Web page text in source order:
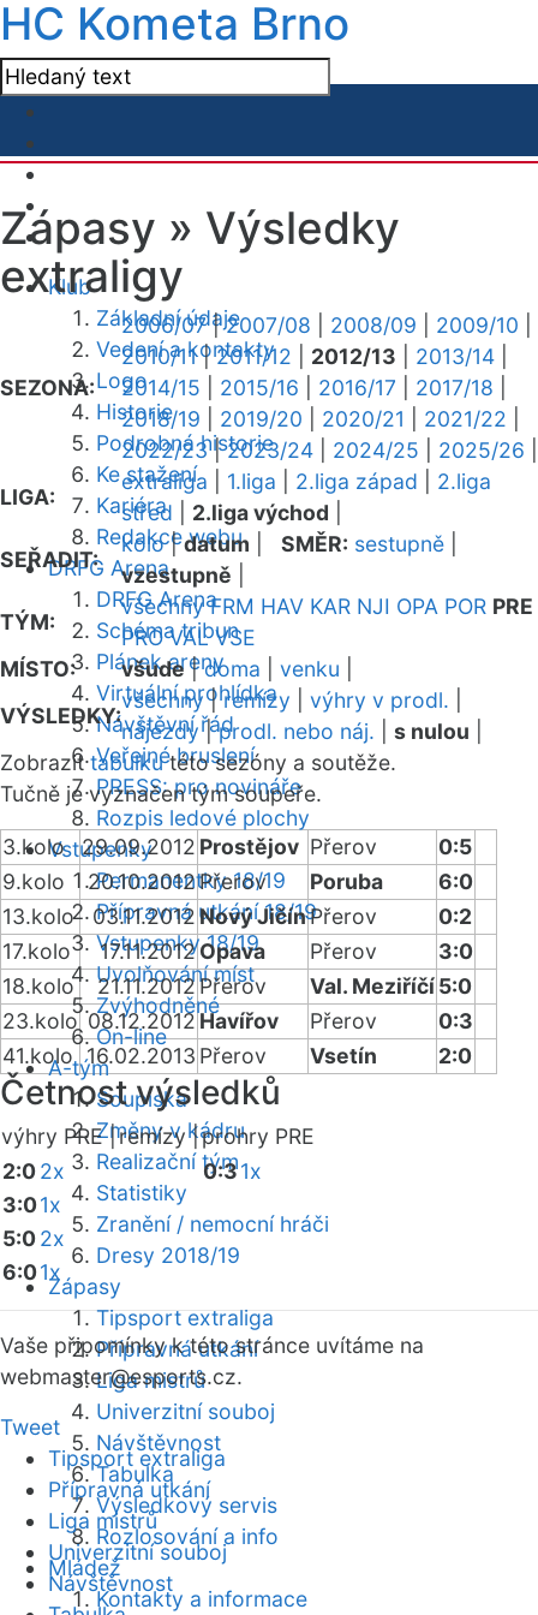
HC Kometa Brno
Klub
Základní údaje
Vedení a kontakty
Logo
Historie
Podrobná historie
Ke stažení
Kariéra
Redakce webu
DRFG Arena
DRFG Arena
Schéma tribun
Plánek areny
Virtuální prohlídka
Návštěvní řád
Veřejné bruslení
PRESS: pro novináře
Rozpis ledové plochy
Vstupenky
Permanentky 18/19
Přípravná utkání 18/19
Vstupenky 18/19
Uvolňování míst
Zvýhodněné
On-line
A-tým
Soupiska
Změny v kádru
Realizační tým
Statistiky
Zranění / nemocní hráči
Dresy 2018/19
Zápasy
Tipsport extraliga
Přípravná utkání
Liga mistrů
Univerzitní souboj
Návštěvnost
Tabulka
Výsledkový servis
Rozlosování a info
Mládež
Kontakty a informace
Zápasy » Výsledky
extraligy
SEZONA:
2006/07|2007/08 2008/09 2009/10
2010/11|2011/12 2012/13 2013/14
2014/15
2015/16 2016/17 2017/18
2018/19
2019/20 2020/21 2021/22
2022/23|2023/24 2024/25 2025/26
LIGA:
extraliga 1.liga 2.liga západ
2.liga
střed
2.liga východ
SEŘADIT:
kolo|datum SMĚR: sestupně
vzestupně
TÝM:
všechny FRM HAV KAR NJI OPA POR PRE
PRO VAL VSE
MÍSTO:
všude|doma venku
VÝSLEDKY:
všechny|remízy výhry v prodl.
nájezdy|prodl. nebo náj. s nulou
Zobrazittabulkutéto sezóny a soutěže.
Tučně je vyznačen tým soupeře.
3.kolo 29.09.2012 Prostějov Přerov
0:5
9.kolo
20.10.2012Přerov Poruba
6:0
13.kolo
03.11.2012Nový JičínPřerov
0:2
17.kolo
17.11.2012Opava Přerov
3:0
18.kolo
21.11.2012Přerov Val. Meziříčí5:0
23.kolo 08.12.2012 Havířov Přerov
0:3
41.kolo 16.02.2013 Přerov Vsetín 2:0
Četnost výsledků
výhry PRE |remízy |prohry PRE
2:02x
3:01x
5:02x
6:01x
0:31x
Vaše připomínky k této stránce uvítáme na
webmaster@esports.cz.
Tweet
Tipsport extraliga
Přípravná utkání
Liga mistrů
Univerzitní souboj
Návštěvnost